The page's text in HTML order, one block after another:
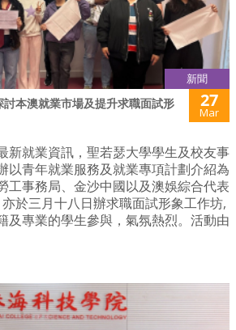
新聞
本澳就業市場及提升求職面試形
27
Mar
新就業資訊，聖若瑟大學學生及校友事
以青年就業服務及就業專項計劃介紹為
工事務局、金沙中國以及澳娛綜合代表
於三月十八日辦求職面試形象工作坊,
及專業的學生參與，氣氛熱烈。活動由